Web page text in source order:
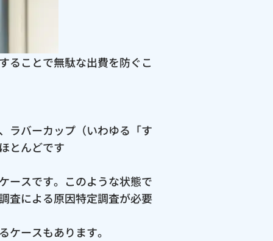
ることで無駄な出費を防ぐこ
ラバーカップ（いわゆる「す
とんどです
ースです。このような状態で
査による原因特定調査が必要
ースもあります。